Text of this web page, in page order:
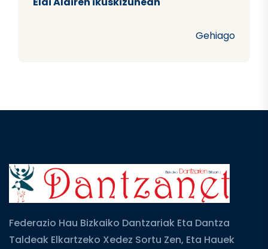
Gehiago
Federazio Hau Bizkaiko Dantzariak Eta Dantza
Taldeak Elkartzeko Xedez Sortu Zen, Eta Hauek